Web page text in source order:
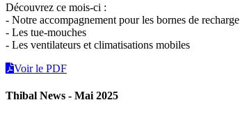
Découvrez ce mois-ci :
- Notre accompagnement pour les bornes de recharge
- Les tue-mouches
- Les ventilateurs et climatisations mobiles
Voir le PDF
Thibal News - Mai 2025